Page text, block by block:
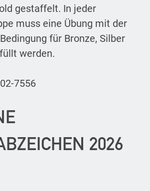
gestaffelt. In jeder
muss eine Übung mit der
für Bronze, Silber
werden.
7556
2026